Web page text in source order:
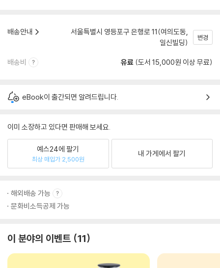
배송안내
서울특별시 영등포구 은행로 11(여의도동,
일신빌딩)
변경
배송비 유료 (도서 15,000원 이상 무료)
eBook이 출간되면 알려드립니다.
이미 소장하고 있다면 판매해 보세요.
예스24에 팔기
최상 매입가 2,500원
내 가게에서 팔기
해외배송 가능
문화비소득공제 가능
이 분야의 이벤트 11